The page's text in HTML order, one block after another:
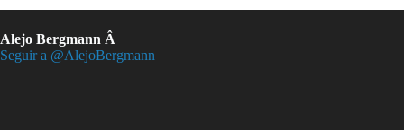
Alejo Bergmann Â
Seguir a @AlejoBergmann